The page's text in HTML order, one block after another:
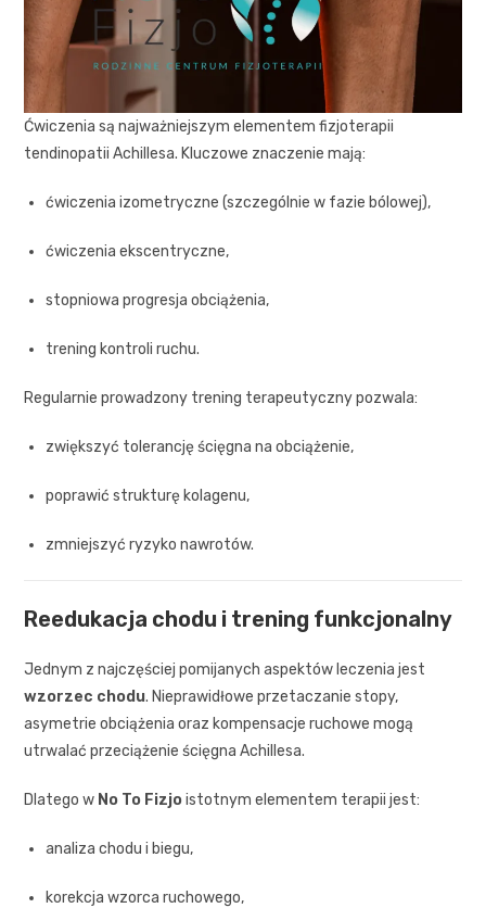
Ćwiczenia są najważniejszym elementem fizjoterapii
tendinopatii Achillesa. Kluczowe znaczenie mają:
ćwiczenia izometryczne (szczególnie w fazie bólowej),
ćwiczenia ekscentryczne,
stopniowa progresja obciążenia,
trening kontroli ruchu.
Regularnie prowadzony trening terapeutyczny pozwala:
zwiększyć tolerancję ścięgna na obciążenie,
poprawić strukturę kolagenu,
zmniejszyć ryzyko nawrotów.
Reedukacja chodu i trening funkcjonalny
Jednym z najczęściej pomijanych aspektów leczenia jest
wzorzec chodu. Nieprawidłowe przetaczanie stopy,
asymetrie obciążenia oraz kompensacje ruchowe mogą
utrwalać przeciążenie ścięgna Achillesa.
Dlatego w No To Fizjoistotnym elementem terapii jest:
analiza chodu i biegu,
korekcja wzorca ruchowego,